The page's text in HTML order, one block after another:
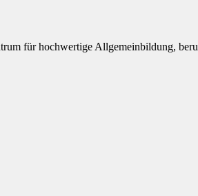
für hochwertige Allgemeinbildung,